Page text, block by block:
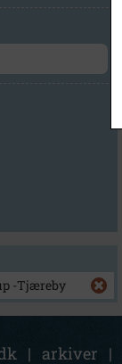
-Tjæreby
| arkiver |